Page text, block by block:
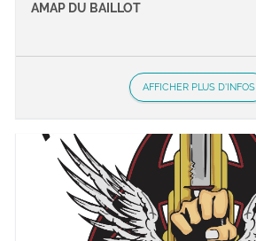
AMAP DU BAILLOT
AFFICHER PLUS D'INFOS